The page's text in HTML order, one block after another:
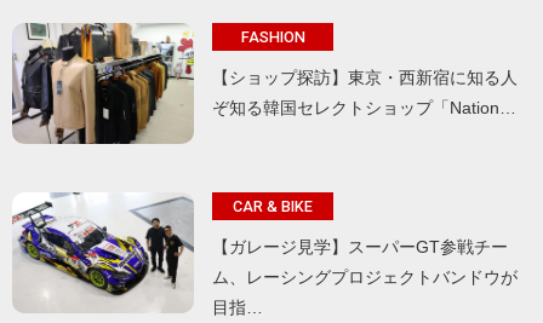
FASHION
【ショップ探訪】東京・西新宿に知る人
ぞ知る韓国セレクトショップ「Nation…
CAR & BIKE
【ガレージ見学】スーパーGT参戦チー
ム、レーシングプロジェクトバンドウが
目指…